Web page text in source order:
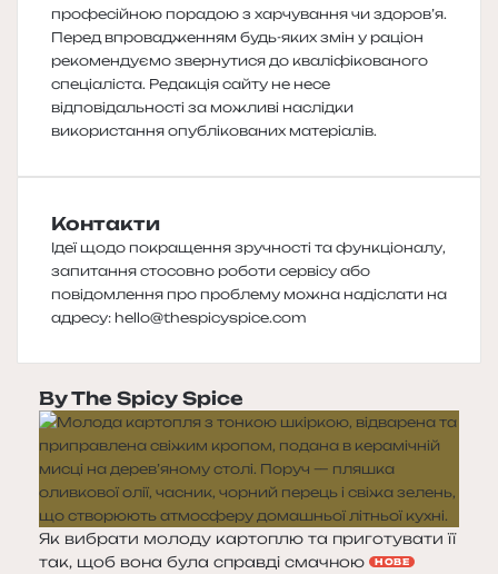
професійною порадою з харчування чи здоров’я.
Перед впровадженням будь-яких змін у раціон
рекомендуємо звернутися до кваліфікованого
спеціаліста. Редакція сайту не несе
відповідальності за можливі наслідки
використання опублікованих матеріалів.
Контакти
Ідеї щодо покращення зручності та функціоналу,
запитання стосовно роботи сервісу або
повідомлення про проблему можна надіслати на
адресу: hello@thespicyspice.com
By The Spicy Spice
Як вибрати молоду картоплю та приготувати її
так, щоб вона була справді смачною
НОВЕ